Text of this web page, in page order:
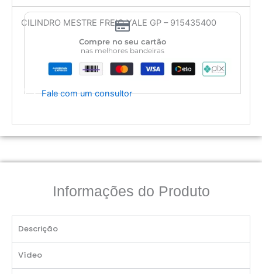
CILINDRO MESTRE FREIO YALE GP – 915435400
Compre no seu cartão
nas melhores bandeiras
Fale com um consultor
Informações do Produto
Descrição
Vídeo